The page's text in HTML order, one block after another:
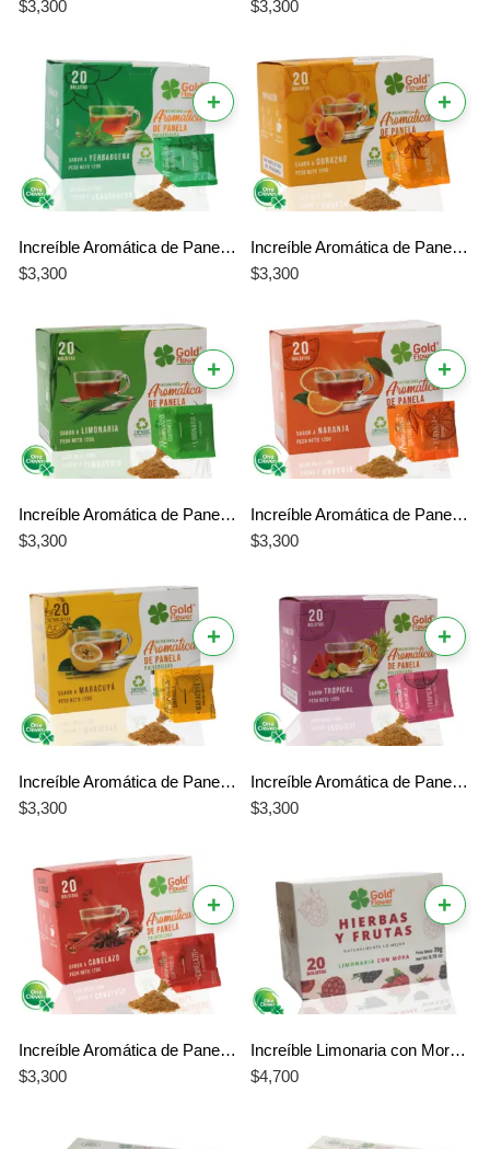
$3,300 $3,300
+
Increíble Aromática de Panela Yerbabuena Gold Flower – El Mejor Sabor Refrescante Único
$3,300
+
Increíble Aromática de Panela Durazno Gold Flower – El Mejor Sabor Frutal Único
$3,300
+
Increíble Aromática de Panela Limonaria Gold Flower – El Mejor Sabor Relajante y Natural
$3,300
+
Increíble Aromática de Panela Naranja Gold Flower – El Mejor Sabor Cítrico y Natural
$3,300
+
Increíble Aromática de Panela Maracuyá Gold Flower – El Mejor Sabor Tropical Único
$3,300
+
Increíble Aromática de Panela Tropical Gold Flower – El Mejor Sabor Exótico Único
$3,300
+
Increíble Aromática de Panela Especial Gold Flower – Canelazo
$3,300
+
Increíble Limonaria con Mora Hierbas y Frutas Gold Flower – El Mejor Bienestar Profesional y Cítrico
$4,700